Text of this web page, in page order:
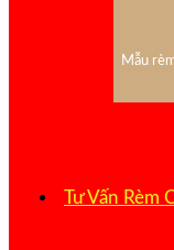
Mẫu
Tư Vấn Rèm